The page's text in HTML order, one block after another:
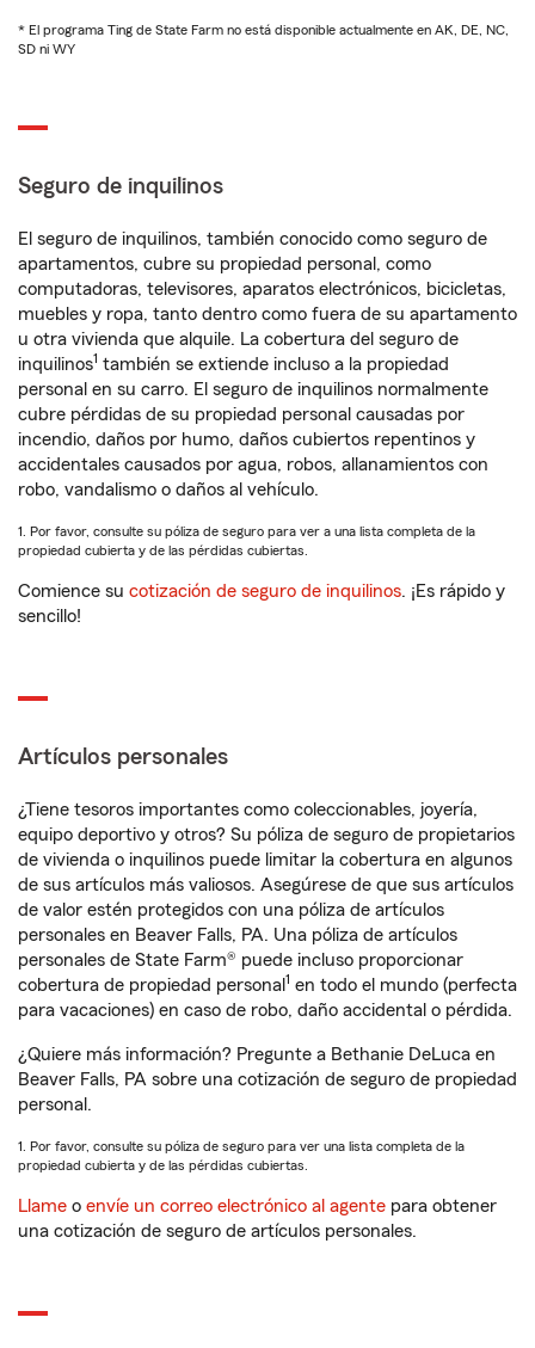
* El programa Ting de State Farm no está disponible actualmente en AK, DE, NC,
SD ni WY
Seguro de inquilinos
El seguro de inquilinos, también conocido como seguro de
apartamentos, cubre su propiedad personal, como
computadoras, televisores, aparatos electrónicos, bicicletas,
muebles y ropa, tanto dentro como fuera de su apartamento
u otra vivienda que alquile. La cobertura del seguro de
inquilinos1 también se extiende incluso a la propiedad
personal en su carro. El seguro de inquilinos normalmente
cubre pérdidas de su propiedad personal causadas por
incendio, daños por humo, daños cubiertos repentinos y
accidentales causados por agua, robos, allanamientos con
robo, vandalismo o daños al vehículo.
1. Por favor, consulte su póliza de seguro para ver a una lista completa de la
propiedad cubierta y de las pérdidas cubiertas.
Comience su cotización de seguro de inquilinos. ¡Es rápido y
sencillo!
Artículos personales
¿Tiene tesoros importantes como coleccionables, joyería,
equipo deportivo y otros? Su póliza de seguro de propietarios
de vivienda o inquilinos puede limitar la cobertura en algunos
de sus artículos más valiosos. Asegúrese de que sus artículos
de valor estén protegidos con una póliza de artículos
personales en Beaver Falls, PA. Una póliza de artículos
personales de State Farm® puede incluso proporcionar
cobertura de propiedad personal 1 en todo el mundo (perfecta
para vacaciones) en caso de robo, daño accidental o pérdida.
¿Quiere más información? Pregunte a Bethanie DeLuca en
Beaver Falls, PA sobre una cotización de seguro de propiedad
personal.
1. Por favor, consulte su póliza de seguro para ver una lista completa de la
propiedad cubierta y de las pérdidas cubiertas.
Llame o envíe un correo electrónico al agente para obtener
una cotización de seguro de artículos personales.